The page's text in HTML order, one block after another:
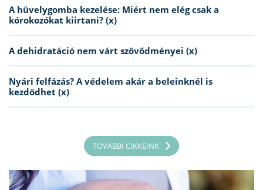
A hüvelygomba kezelése: Miért nem elég csak a
kórokozókat kiirtani? (x)
A dehidratáció nem várt szövődményei (x)
Nyári felfázás? A védelem akár a beleinknél is
kezdődhet (x)
TOVÁBBI CIKKEINK